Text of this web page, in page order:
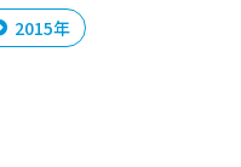
2015年